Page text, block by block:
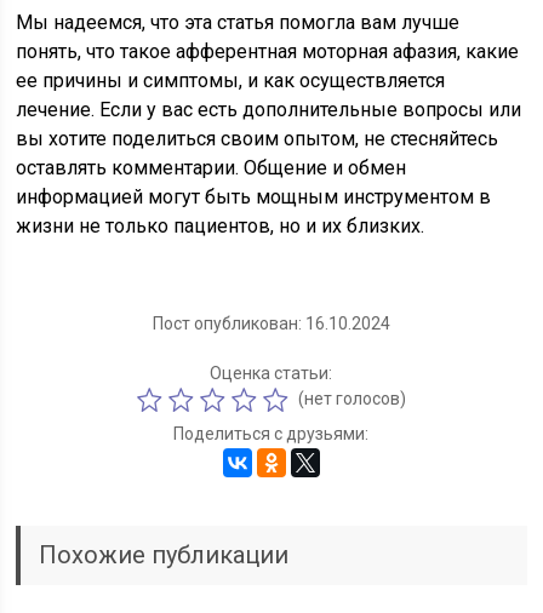
Мы надеемся, что эта статья помогла вам лучше
понять, что такое афферентная моторная афазия, какие
ее причины и симптомы, и как осуществляется
лечение. Если у вас есть дополнительные вопросы или
вы хотите поделиться своим опытом, не стесняйтесь
оставлять комментарии. Общение и обмен
информацией могут быть мощным инструментом в
жизни не только пациентов, но и их близких.
Пост опубликован: 16.10.2024
Оценка статьи:
(нет голосов)
Поделиться с друзьями:
Похожие публикации